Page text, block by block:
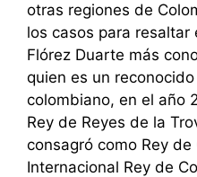
otras regiones de
los casos para resaltar
Flórez Duarte más
quien es un
colombiano, en el año
Rey de Reyes de la
consagró como Rey
Internacional Rey de